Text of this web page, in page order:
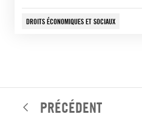
DROITS ÉCONOMIQUES ET SOCIAUX
PRÉCÉDENT